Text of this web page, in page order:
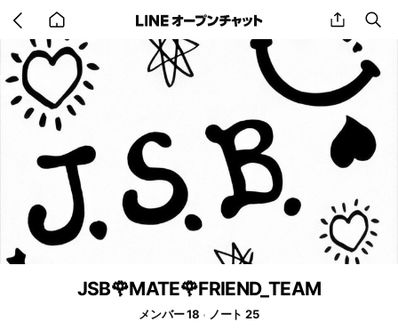
back
to
home
share
JSB🌹MATE🌹FRIEND_TEAM
メンバー 18
ノート 25